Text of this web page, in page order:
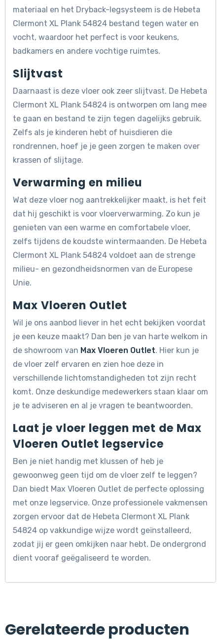
materiaal en het Dryback-legsysteem is de Hebeta
Clermont XL Plank 54824 bestand tegen water en
vocht, waardoor het perfect is voor keukens,
badkamers en andere vochtige ruimtes.
Slijtvast
Daarnaast is deze vloer ook zeer slijtvast. De Hebeta
Clermont XL Plank 54824 is ontworpen om lang mee
te gaan en bestand te zijn tegen dagelijks gebruik.
Zelfs als je kinderen hebt of huisdieren die
rondrennen, hoef je je geen zorgen te maken over
krassen of slijtage.
Verwarming en milieu
Wat deze vloer nog aantrekkelijker maakt, is het feit
dat hij geschikt is voor vloerverwarming. Zo kun je
genieten van een warme en comfortabele vloer,
zelfs tijdens de koudste wintermaanden. De Hebeta
Clermont XL Plank 54824 voldoet aan de strenge
milieu- en gezondheidsnormen van de Europese
Unie.
Max Vloeren Outlet
Wil je ons aanbod liever in het echt bekijken voordat
je een keuze maakt? Dan ben je van harte welkom in
de showroom van Max Vloeren Outlet. Hier kun je
de vloer zelf ervaren en zien hoe deze in
verschillende lichtomstandigheden tot zijn recht
komt. Onze deskundige medewerkers staan klaar om
je te adviseren en al je vragen te beantwoorden.
Laat je vloer leggen met de Max
Vloeren Outlet legservice
Ben je niet handig met klussen of heb je
gewoonweg geen tijd om de vloer zelf te leggen?
Dan biedt Max Vloeren Outlet de perfecte oplossing
met onze legservice. Onze professionele vakmensen
zorgen ervoor dat de Hebeta Clermont XL Plank
54824 op vakkundige wijze wordt geïnstalleerd,
zodat jij er geen omkijken naar hebt. De ondergrond
dient vooraf geëgaliseerd te worden.
Gerelateerde producten